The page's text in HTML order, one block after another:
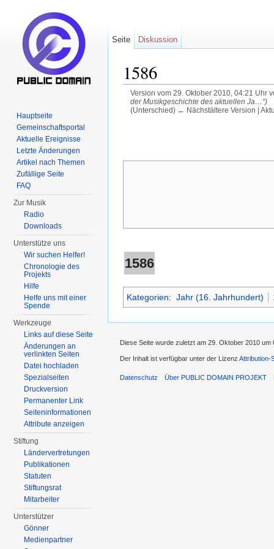
1586
Version vom 29. Oktober 2010, 04:21 Uhr
der Musikgeschichte des aktuellen Ja…“)
(Unterschied) ← Nächstältere Version |
1586
Kategorien: Jahr (16. Jahrhundert)
Seite Diskussion
Hauptseite
Gemeinschaftsportal
Aktuelle Ereignisse
Letzte Änderungen
Artikel nach Themen
Zufällige Seite
FAQ
Zur Musik
Radio
Downloads
Unterstütze uns
Wir suchen Helfer!
Chronologie des
Projekts
Hilfe
Helfe uns mit einer
Spende
Werkzeuge
Links auf diese Seite
Änderungen an
verlinkten Seiten
Datei hochladen
Spezialseiten
Druckversion
Permanenter Link
Seiten­informationen
Attribute anzeigen
Stiftung
Ländervertretungen
Publikationen
Statuten
Stiftungsrat
Mitarbeiter
Unterstützer
Gönner
Medienpartner
Diese Seite wurde zuletzt am 29. Oktober 2010 um
Der Inhalt ist verfügbar unter der Lizenz Attribution-
Datenschutz Über PUBLIC DOMAIN PROJEKT